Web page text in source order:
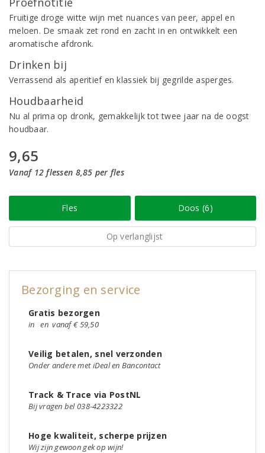
Fruitige droge witte wijn met nuances van peer, appel en
meloen. De smaak zet rond en zacht in en ontwikkelt een
aromatische afdronk.
Drinken bij
Verrassend als aperitief en klassiek bij gegrilde asperges.
Houdbaarheid
Nu al prima op dronk, gemakkelijk tot twee jaar na de oogst
houdbaar.
9,65
Vanaf 12 flessen 8,85 per fles
Fles Doos (6)
Op verlanglijst
Bezorging en service
Gratis bezorgen
in en vanaf € 59,50
Veilig betalen, snel verzonden
Onder andere met iDeal en Bancontact
Track & Trace via PostNL
Bij vragen bel 038-4223322
Hoge kwaliteit, scherpe prijzen
Wij zijn gewoon gek op wijn!